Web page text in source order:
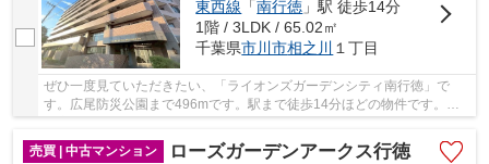
東西線 「南行徳 」駅 徒歩14分
1階 / 3LDK / 65.02㎡
千葉県市川市相之川 １丁目
ぜひ一度見ていただきたい、「ライオンズガーデンシティ南行徳」で
す。広尾防災公園まで496mです。駅まで徒歩14分ほどの物件です。専
売買 | 中古マンション
ローズガーデンアークス行徳